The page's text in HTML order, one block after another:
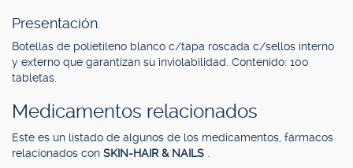
Presentación.
Botellas de polietileno blanco c/tapa roscada c/sellos interno
y externo que garantizan su inviolabilidad. Contenido: 100
tabletas.
Medicamentos relacionados
Este es un listado de algunos de los medicamentos, fármacos
relacionados con SKIN-HAIR & NAILS